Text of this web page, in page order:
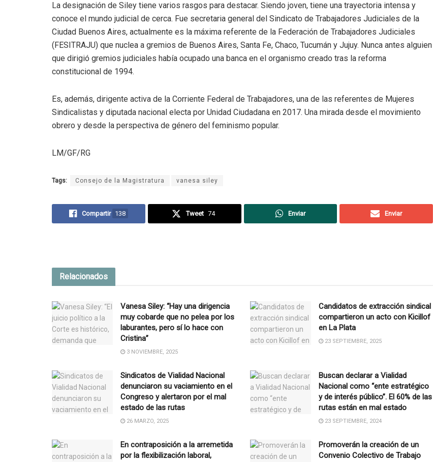
La designación de Siley tiene varios rasgos para destacar. Siendo joven, tiene una trayectoria intensa y
conoce el mundo judicial de cerca. Fue secretaria general del Sindicato de Trabajadores Judiciales de la
Ciudad Buenos Aires, actualmente es la máxima referente de la Federación de Trabajadores Judiciales
(FESITRAJU) que nuclea a gremios de Buenos Aires, Santa Fe, Chaco, Tucumán y Jujuy. Nunca antes alguien
que dirigió gremios judiciales había ocupado una banca en el organismo creado tras la reforma
constitucional de 1994.
Es, además, dirigente activa de la Corriente Federal de Trabajadores, una de las referentes de Mujeres
Sindicalistas y diputada nacional electa por Unidad Ciudadana en 2017. Una mirada desde el movimiento
obrero y desde la perspectiva de género del feminismo popular.
LM/GF/RG
Tags: Consejo de la Magistratura vanesa siley
Compartir 138 Tweet 74 Enviar Enviar
Relacionados
Vanesa Siley: “Hay una dirigencia
muy cobarde que no pelea por los
laburantes, pero sí lo hace con
Cristina”
3 NOVIEMBRE, 2025
Candidatos de extracción sindical
compartieron un acto con Kicillof
en La Plata
23 SEPTIEMBRE, 2025
Sindicatos de Vialidad Nacional
denunciaron su vaciamiento en el
Congreso y alertaron por el mal
estado de las rutas
26 MARZO, 2025
Buscan declarar a Vialidad
Nacional como “ente estratégico
y de interés público”. El 60% de las
rutas están en mal estado
23 SEPTIEMBRE, 2024
En contraposición a la arremetida
por la flexibilización laboral,
Promoverán la creación de un
Convenio Colectivo de Trabajo